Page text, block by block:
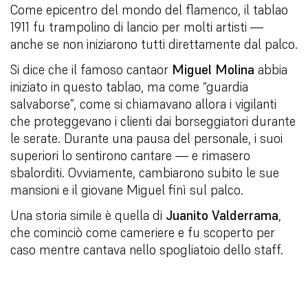
Come epicentro del mondo del flamenco, il tablao
1911 fu trampolino di lancio per molti artisti —
anche se non iniziarono tutti direttamente dal palco.
Si dice che il famoso cantaor Miguel Molina abbia
iniziato in questo tablao, ma come “guardia
salvaborse”, come si chiamavano allora i vigilanti
che proteggevano i clienti dai borseggiatori durante
le serate. Durante una pausa del personale, i suoi
superiori lo sentirono cantare — e rimasero
sbalorditi. Ovviamente, cambiarono subito le sue
mansioni e il giovane Miguel finì sul palco.
Una storia simile è quella di Juanito Valderrama,
che cominciò come cameriere e fu scoperto per
caso mentre cantava nello spogliatoio dello staff.